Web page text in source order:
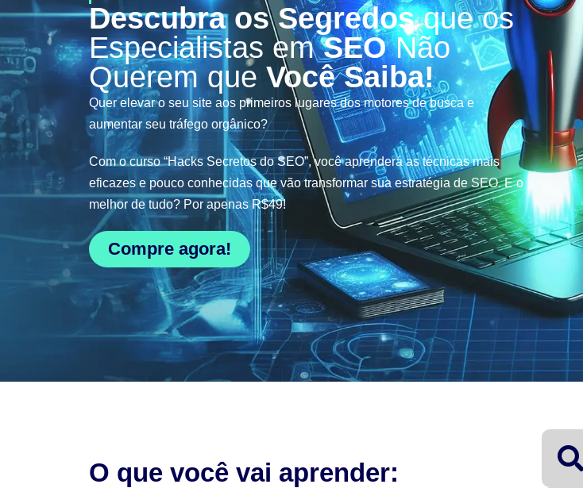
Descubra os Segredosque os
Especialistas emSEONão
Querem que Você Saiba!
Quer elevar o seu site aos primeiros lugares dos motores de busca e
aumentar seu tráfego orgânico?
Com o curso “Hacks Secretos do SEO”, você aprenderá as técnicas mais
eficazes e pouco conhecidas que vão transformar sua estratégia de SEO. E o
melhor de tudo? Por apenas R$49!
Compre agora!
O que você vai aprender: